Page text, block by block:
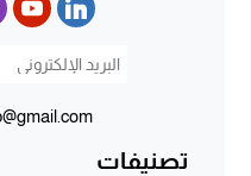
تصنيفات